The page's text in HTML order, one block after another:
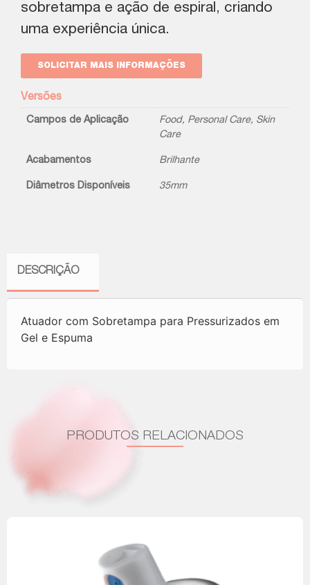
sobretampa e ação de espiral, criando
uma experiência única.
SOLICITAR MAIS INFORMAÇÕES
Versões
Campos de Aplicação Food, Personal Care, Skin
Care
Acabamentos Brilhante
Diâmetros Disponíveis 35mm
DESCRIÇÃO
Atuador com Sobretampa para Pressurizados em
Gel e Espuma
PRODUTOS RELACIONADOS